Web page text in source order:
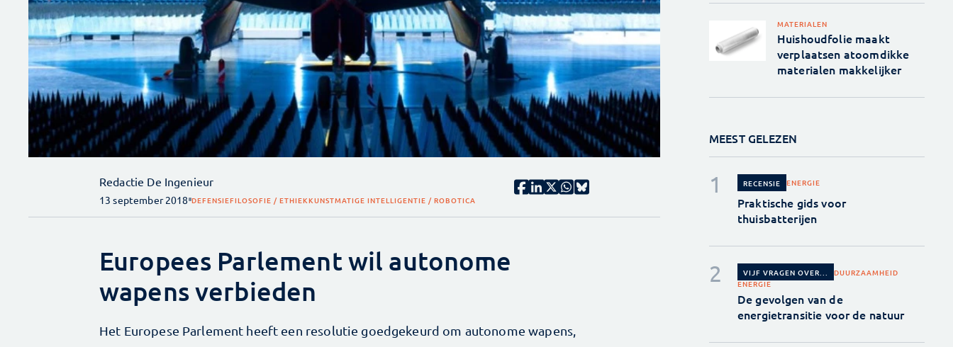
Redactie De Ingenieur
13 september 2018 DEFENSIEFILOSOFIE / ETHIEKKUNSTMATIGE INTELLIGENTIE / ROBOTICA
Europees Parlement wil autonome
wapens verbieden
Het Europese Parlement heeft een resolutie goedgekeurd om autonome wapens,
MATERIALEN
Huishoudfolie maakt
verplaatsen atoomdikke
materialen makkelijker
MEEST GELEZEN
RECENSIE ENERGIE
Praktische gids voor
thuisbatterijen
VIJF VRAGEN OVER...
DUURZAAMHEID
ENERGIE
De gevolgen van de
energietransitie voor de natuur